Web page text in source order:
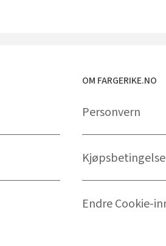
OM FARGERIKE.NO
Personvern
Endre Cookie-